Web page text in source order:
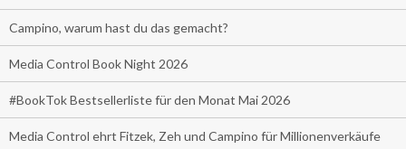
Campino, warum hast du das gemacht?
Media Control Book Night 2026
#BookTok Bestsellerliste für den Monat Mai 2026
Media Control ehrt Fitzek, Zeh und Campino für Millionenverkäufe